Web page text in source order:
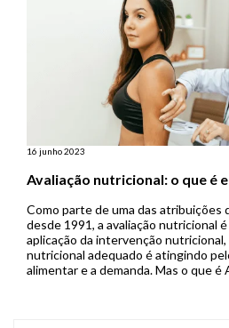
16 junho 2023
Avaliação nutricional: o que é
Como parte de uma das atribuições
desde 1991, a avaliação nutricional
aplicação da intervenção
nutricional adequado é atingindo
alimentar e a demanda. Mas o que é